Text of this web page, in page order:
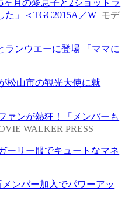
月の愛息子と2ショットラ
た」＜TGC2015A／W モデ
ランウエーに登場 「ママに
松山市の観光大使に就
ァンが熱狂！「メンバーも
WALKER PRESS
ーリー服でキュートなマネ
ンバー加入でパワーアッ